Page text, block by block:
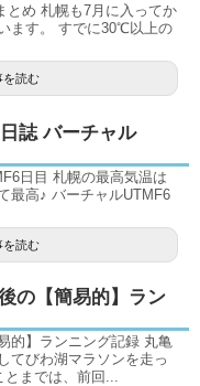
とめ 札幌も7月に入ってか
ます。 すでに30℃以上の
を読む
誌 バーチャル
日目 札幌の最高気温は
最高♪ バーチャルUTMF6
を読む
の【簡易的】ラン
的】ランニング記録 丸亀
てびわ湖マラソンを走っ
までは、前回...